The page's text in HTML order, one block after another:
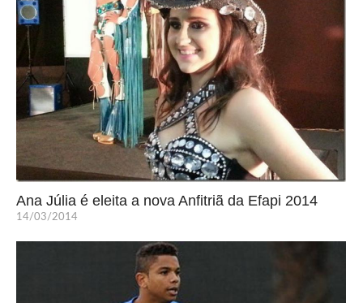
Ana Júlia é eleita a nova Anfitriã da Efapi 2014
14/03/2014